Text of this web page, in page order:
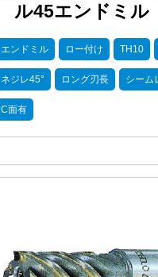
ル45エンドミル
エンドミル ロー付け TH10
ネジレ45° ロング刃長 シーム
C面有